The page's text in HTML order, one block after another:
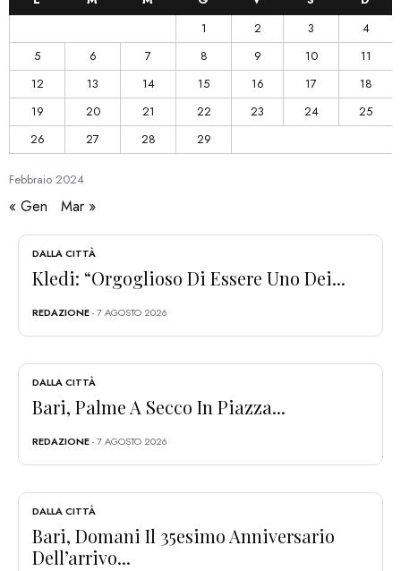
Febbraio 2024
1
2 3
4
5
6 7 8 9 10
11
12
13 14 15 16 17
18
19
20 21 22 23 24
25
26
27 28 29
« Gen Mar »
DALLA CITTÀ
Kledi: “Orgoglioso Di Essere Uno Dei...
REDAZIONE- 7 AGOSTO 2026
DALLA CITTÀ
Bari, Palme A Secco In Piazza...
REDAZIONE- 7 AGOSTO 2026
DALLA CITTÀ
Bari, Domani Il 35esimo Anniversario
Dell’arrivo...